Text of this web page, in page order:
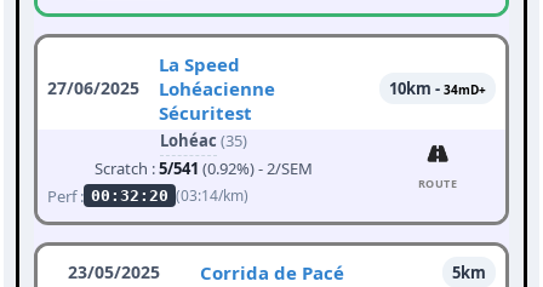
27/06/2025
La Speed
Lohéacienne
Sécuritest
10km - 34mD+
Lohéac (35)
Scratch :5/541 (0.92%) - 2/SEM
Perf : 00:32:20 (03:14/km)
ROUTE
23/05/2025 Corrida de Pacé
5km